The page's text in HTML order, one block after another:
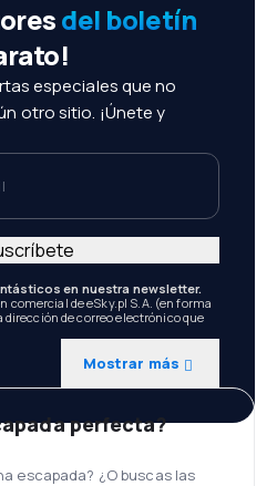
del boletín
especiales que no
otro sitio. ¡Únete y
en nuestra newsletter.
comercial de eSky.pl S.A. (en forma
dirección de correo electrónico que
Mostrar más
perfecta?
escapada? ¿O buscas las